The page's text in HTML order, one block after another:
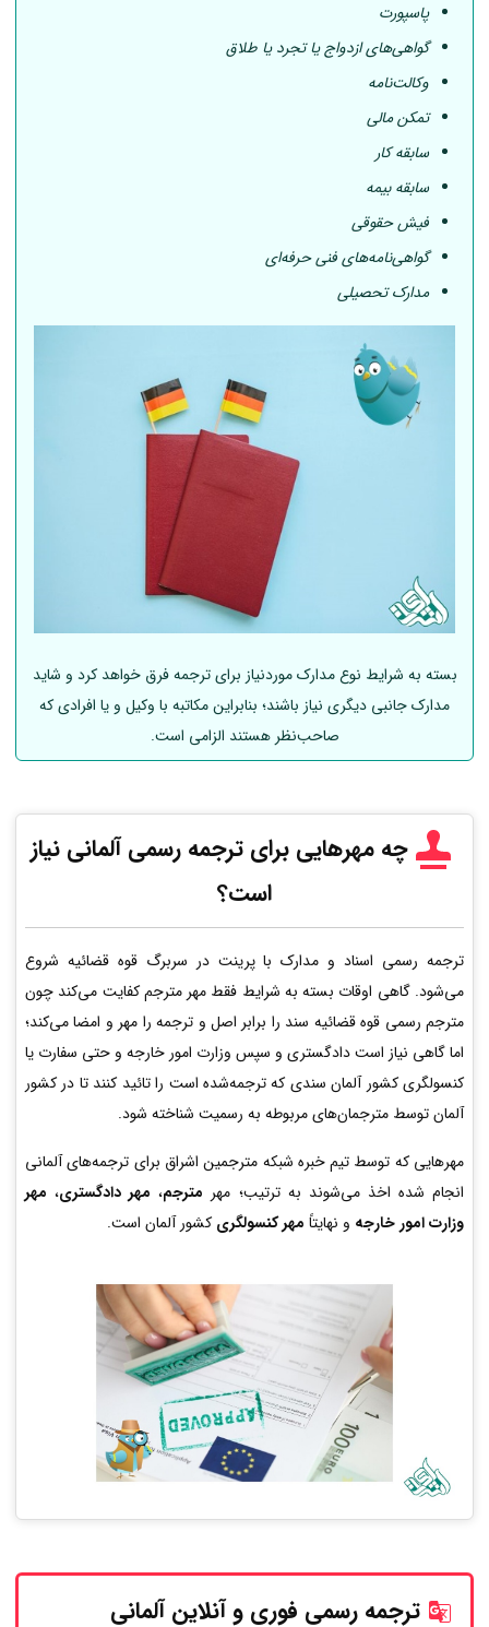
پاسپورت
گواهی‌های ازدواج یا تجرد یا طلاق
وکالت‌نامه
تمکن مالی
سابقه کار
سابقه بیمه
فیش حقوقی
گواهی‌نامه‌های فنی حرفه‌ای
مدارک تحصیلی
بسته به شرایط نوع مدارک موردنیاز برای ترجمه فرق خواهد کرد و شاید
مدارک جانبی دیگری نیاز باشند؛ بنابراین مکاتبه با وکیل و یا افرادی که
صاحب‌نظر هستند الزامی است.
چه مهرهایی برای ترجمه رسمیآلمانی نیاز
است؟
ترجمه رسمی اسناد و مدارک با پرینت در سربرگ قوه قضائیه شروع
می‌شود. گاهی اوقات بسته به شرایط فقط مهر مترجم کفایت می‌کند چون
مترجم رسمی قوه قضائیه سند را برابر اصل و ترجمه را مهر و امضا می‌کند؛
اما گاهی نیاز است دادگستری و سپس وزارت امور خارجه و حتی سفارت یا
کنسولگری کشور آلمان سندی که ترجمه‌شده است را تائید کنند تا در کشور
آلمان توسط مترجمان‌های مربوطه به رسمیت شناخته شود.
مهرهایی که توسط تیم خبره شبکه مترجمین اشراق برای ترجمه‌های آلمانی
انجام شده اخذ می‌شوند به ترتیب؛ مهر مترجم، مهر دادگستری، مهر
وزارت امور خارجه و نهایتاً مهر کنسولگری کشور آلمان است.
ترجمه رسمی فوری و آنلاینآلمانی